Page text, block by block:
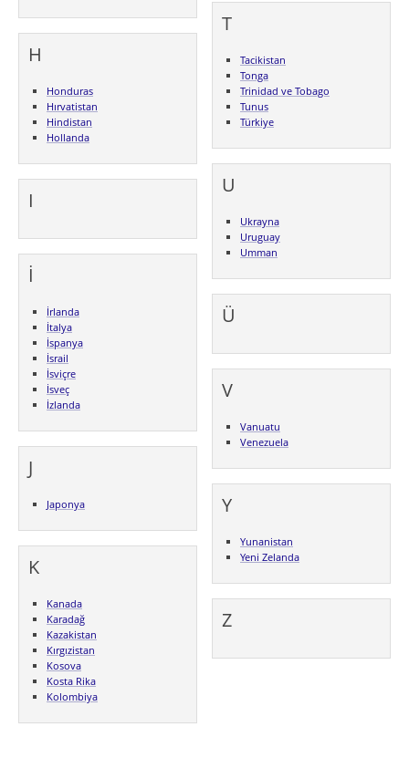
H
Honduras
Hırvatistan
Hindistan
Hollanda
I
İ
İrlanda
İtalya
İspanya
İsrail
İsviçre
İsveç
İzlanda
J
Japonya
K
Kanada
Karadağ
Kazakistan
Kırgızistan
Kosova
Kosta Rika
Kolombiya
T
Tacikistan
Tonga
Trinidad ve Tobago
Tunus
Türkiye
U
Ukrayna
Uruguay
Umman
Ü
V
Vanuatu
Venezuela
Y
Yunanistan
Yeni Zelanda
Z